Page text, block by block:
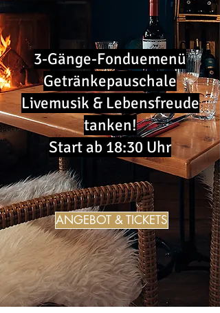
3-Gänge-Fonduemenü
Getränkepauschale
Livemusik & Lebensfreude
tanken!
Start ab 18:30 Uhr
ANGEBOT & TICKETS